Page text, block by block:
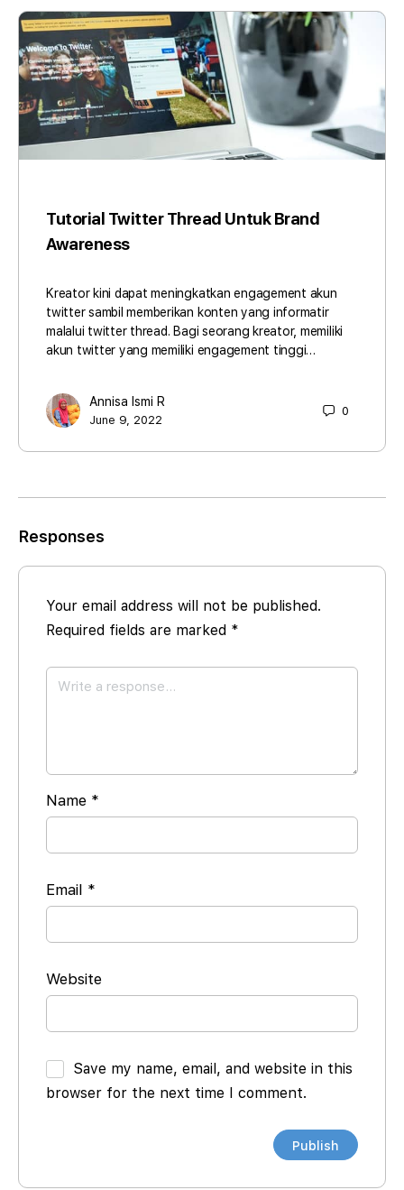
Tutorial Twitter Thread Untuk Brand
Awareness
Kreator kini dapat meningkatkan engagement akun
twitter sambil memberikan konten yang informatir
malalui twitter thread. Bagi seorang kreator, memiliki
akun twitter yang memiliki engagement tinggi…
Annisa Ismi R
June 9, 2022
0
Responses
Your email address will not be published.
Required fields are marked *
Name *
Email *
Website
Save my name, email, and website in this
browser for the next time I comment.